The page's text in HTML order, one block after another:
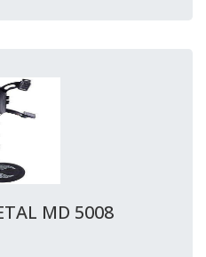
MD 5008